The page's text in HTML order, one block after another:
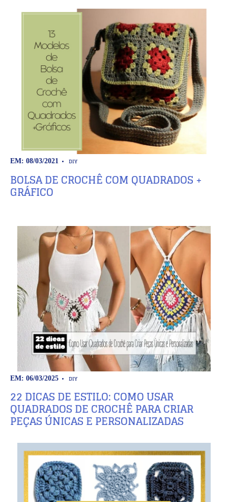
EM: 08/03/2021 DIY
BOLSA DE CROCHÊ COM QUADRADOS +
GRÁFICO
EM: 06/03/2025 DIY
22 DICAS DE ESTILO: COMO USAR
QUADRADOS DE CROCHÊ PARA CRIAR
PEÇAS ÚNICAS E PERSONALIZADAS